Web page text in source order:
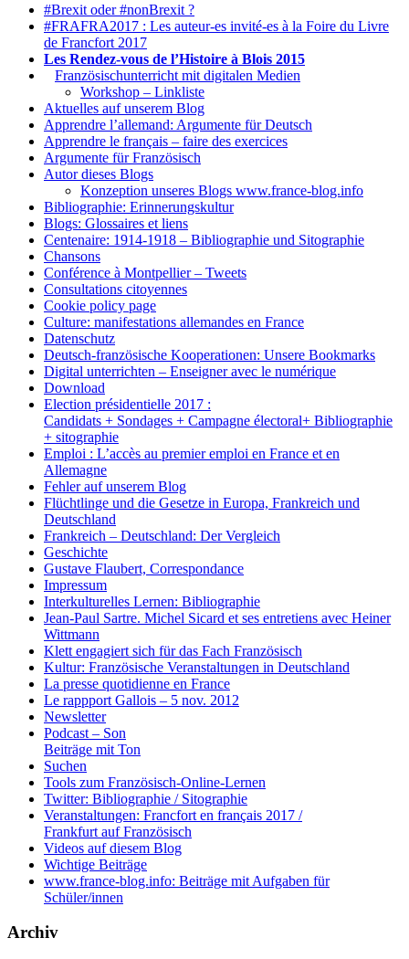
#Brexit oder #nonBrexit ?
#FRAFRA2017 : Les auteur-es invité-es à la Foire du Livre
de Francfort 2017
Les Rendez-vous de l’Histoire à Blois 2015
Französischunterricht mit digitalen Medien
Workshop – Linkliste
Aktuelles auf unserem Blog
Apprendre l’allemand: Argumente für Deutsch
Apprendre le français – faire des exercices
Argumente für Französisch
Autor dieses Blogs
Konzeption unseres Blogs www.france-blog.info
Bibliographie: Erinnerungskultur
Blogs: Glossaires et liens
Centenaire: 1914-1918 – Bibliographie und Sitographie
Chansons
Conférence à Montpellier – Tweets
Consultations citoyennes
Cookie policy page
Culture: manifestations allemandes en France
Datenschutz
Deutsch-französische Kooperationen: Unsere Bookmarks
Digital unterrichten – Enseigner avec le numérique
Download
Election présidentielle 2017 :
Candidats + Sondages + Campagne électoral+ Bibliographie
+ sitographie
Emploi : L’accès au premier emploi en France et en
Allemagne
Fehler auf unserem Blog
Flüchtlinge und die Gesetze in Europa, Frankreich und
Deutschland
Frankreich – Deutschland: Der Vergleich
Geschichte
Gustave Flaubert, Correspondance
Impressum
Interkulturelles Lernen: Bibliographie
Jean-Paul Sartre. Michel Sicard et ses entretiens avec Heiner
Wittmann
Klett engagiert sich für das Fach Französisch
Kultur: Französische Veranstaltungen in Deutschland
La presse quotidienne en France
Le rappport Gallois – 5 nov. 2012
Newsletter
Podcast – Son
Beiträge mit Ton
Suchen
Tools zum Französisch-Online-Lernen
Twitter: Bibliographie / Sitographie
Veranstaltungen: Francfort en français 2017 /
Frankfurt auf Französisch
Videos auf diesem Blog
Wichtige Beiträge
www.france-blog.info: Beiträge mit Aufgaben für
Schüler/innen
Archiv